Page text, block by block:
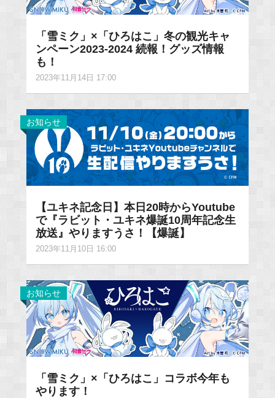
「雪ミク」×「ひろはこ」冬の観光キャ
ンペーン2023-2024 続報！グッズ情報
も！
2023年11月14日 17:00
お知らせ
【ユキネ記念日】本日20時からYoutube
で『ラビット・ユキネ爆誕10周年記念生
放送』やりますうさ！【爆誕】
2023年11月10日 16:00
お知らせ
「雪ミク」×「ひろはこ」コラボ今年も
やります！